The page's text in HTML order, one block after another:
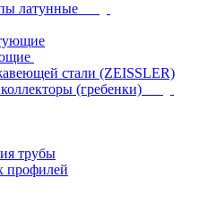
латунные
стали (ZEISSLER)
(гребенки)
трубы
профилей